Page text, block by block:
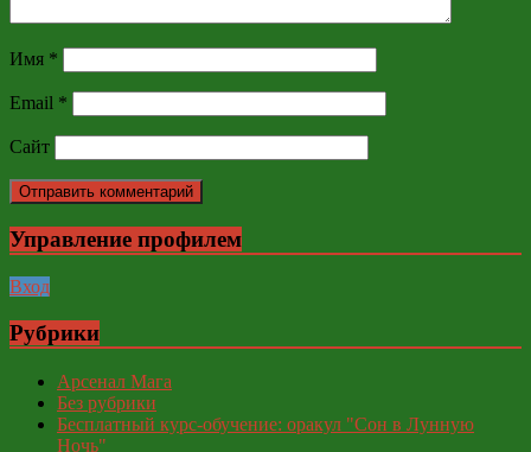
Имя *
Email *
Сайт
Управление профилем
Вход
Рубрики
Арсенал Мага
Без рубрики
Бесплатный курс-обучение: оракул "Сон в Лунную
Ночь"